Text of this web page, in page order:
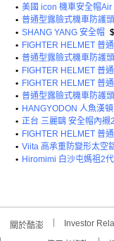
• 美國 icon 機車安全帽
• 普通型露臉式機車防護
• SHANG YANG 安全帽
•
• 普通型露臉式機車防護
•
•
• 普通型露臉式機車防護
• HANGYODON 人魚漢
• 正台 三麗鷗 安全帽內襯
•
• Viita 高承重防變形太空
• Hiromimi 白沙屯媽祖2
關於酷澎 Investor